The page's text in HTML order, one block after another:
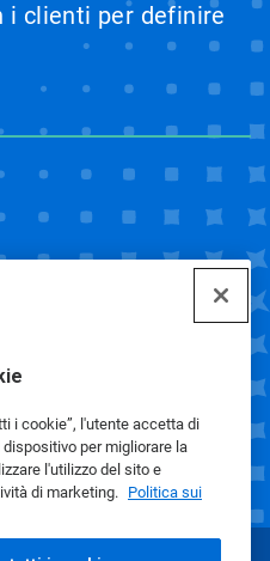
i cookie”, l'utente accetta di
per migliorare la
l'utilizzo del sito e
di marketing. Politica sui
i clienti per definire